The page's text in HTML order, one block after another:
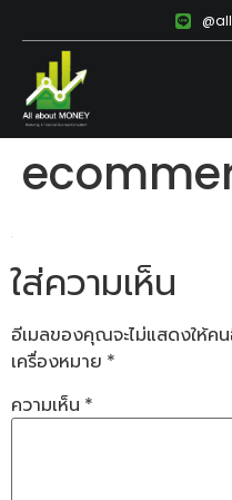
ใส่ความเห็น
อีเมลของคุณจะไม่แสดงให้ค
เครื่องหมาย *
ความเห็น *